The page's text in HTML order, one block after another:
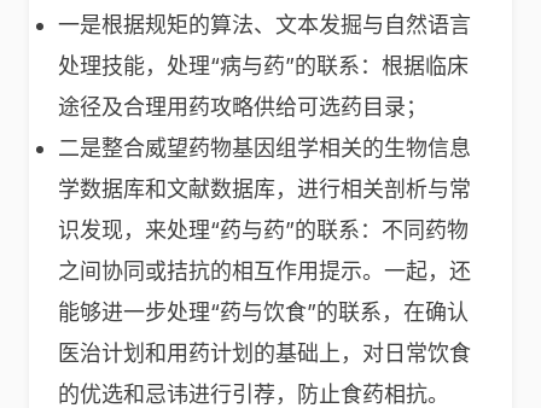
一是根据规矩的算法、文本发掘与自然语言
处理技能，处理“病与药”的联系：根据临床
途径及合理用药攻略供给可选药目录；
二是整合威望药物基因组学相关的生物信息
学数据库和文献数据库，进行相关剖析与常
识发现，来处理“药与药”的联系：不同药物
之间协同或拮抗的相互作用提示。一起，还
能够进一步处理“药与饮食”的联系，在确认
医治计划和用药计划的基础上，对日常饮食
的优选和忌讳进行引荐，防止食药相抗。